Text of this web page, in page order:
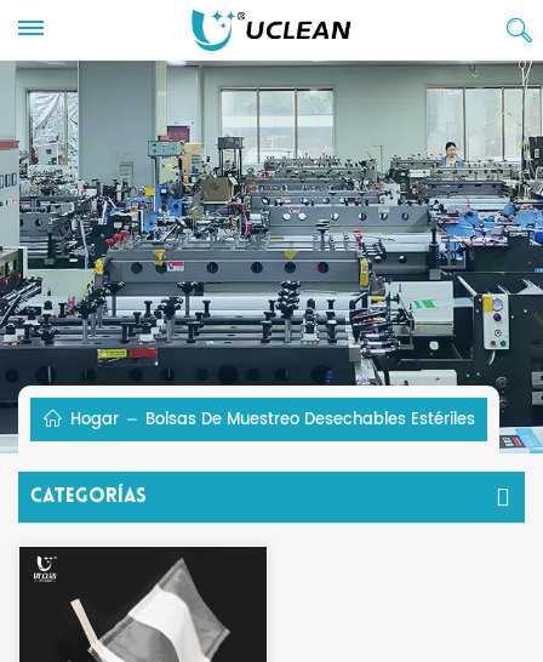
Hogar Bolsas De Muestreo Desechables Estériles
Categorías